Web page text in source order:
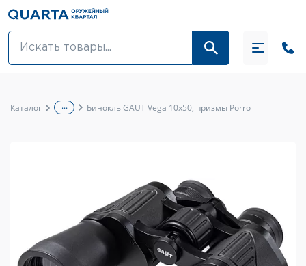
Оптовикам
Средства для ухода за оружием
Тюнинг оружия и ЗИП
Каталог ... Бинокль GAUT Vega 10x50, призмы Porro